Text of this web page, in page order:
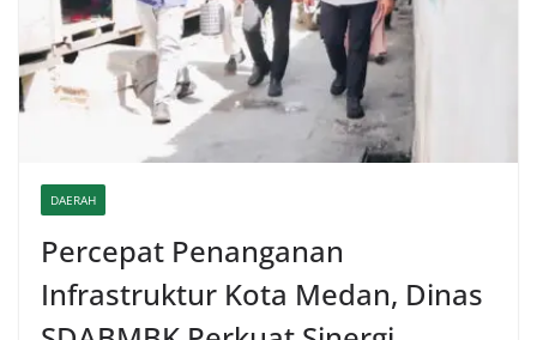
DAERAH
Percepat Penanganan
Infrastruktur Kota Medan, Dinas